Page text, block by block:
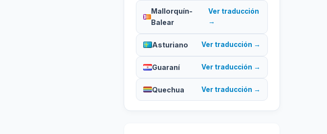
Mallorquín-
Balear
Ver traducción
→
Asturiano Ver traducción →
Guaraní Ver traducción →
Quechua Ver traducción →